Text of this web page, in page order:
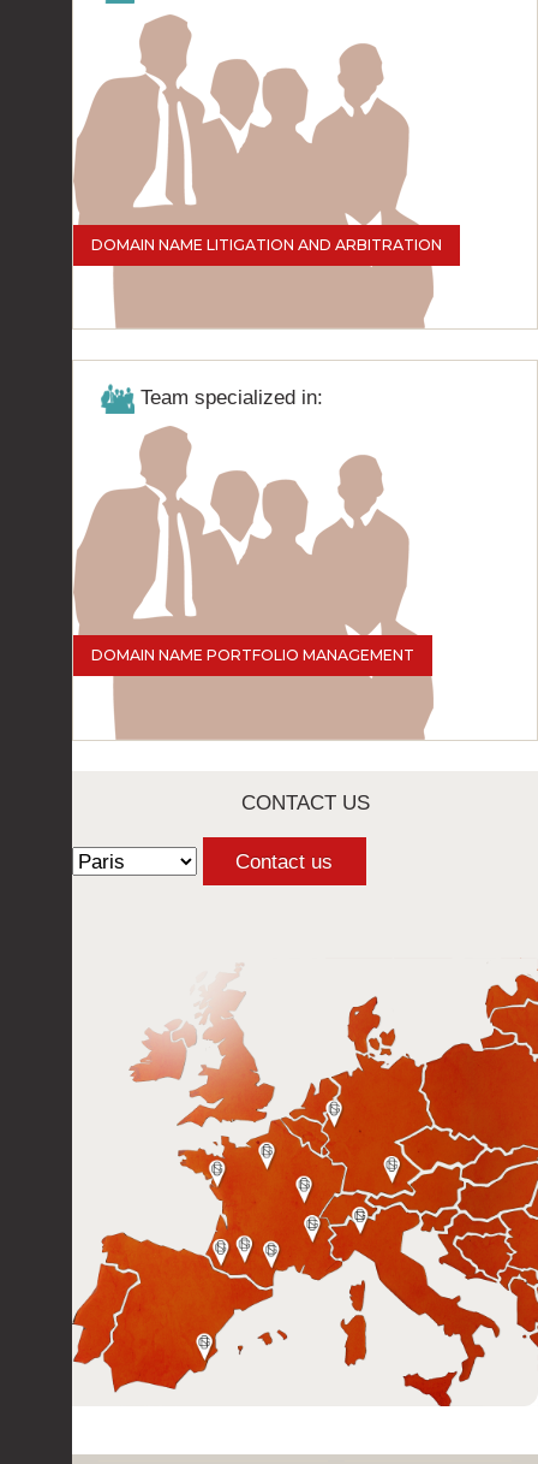
DOMAIN NAME LITIGATION AND ARBITRATION
Team specialized in:
DOMAIN NAME PORTFOLIO MANAGEMENT
CONTACT US